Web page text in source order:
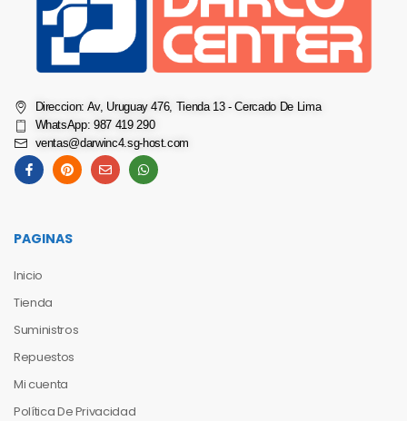
Direccion: Av, Uruguay 476, Tienda 13 - Cercado De Lima
WhatsApp: 987 419 290
ventas@darwinc4.sg-host.com
PAGINAS
Inicio
Tienda
Suministros
Repuestos
Mi cuenta
Política De Privacidad